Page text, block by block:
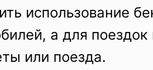
использование
а для
или поезда.